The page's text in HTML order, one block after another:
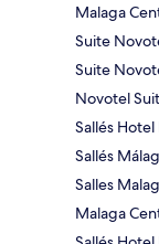
Malaga
Suite
Suite
Novotel
Sallés
Sallés
Salles
Malaga